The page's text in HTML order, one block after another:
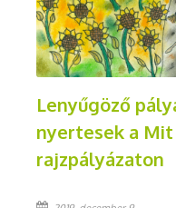
Lenyűgöző
nyertesek a
rajzpályázaton